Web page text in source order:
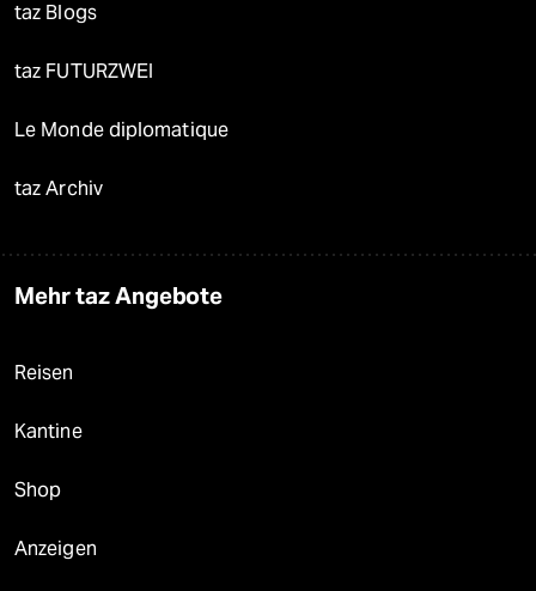
taz Blogs
taz FUTURZWEI
Le Monde diplomatique
taz Archiv
Mehr taz Angebote
Reisen
Kantine
Shop
Anzeigen